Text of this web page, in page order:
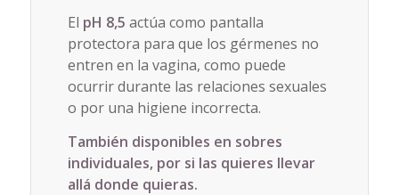
El pH 8,5 actúa como pantalla
protectora para que los gérmenes no
entren en la vagina, como puede
ocurrir durante las relaciones sexuales
o por una higiene incorrecta.
También disponibles en sobres
individuales, por si las quieres llevar
allá donde quieras.